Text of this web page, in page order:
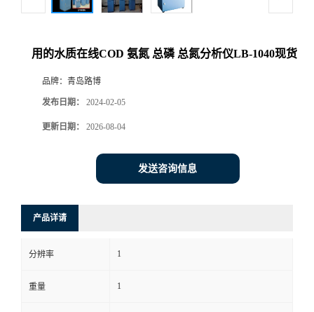
厅
用的水质在线COD 氨氮 总磷 总氮分析仪LB-1040现货
品牌： 青岛路博
发布日期： 2024-02-05
更新日期： 2026-08-04
发送咨询信息
产品详请
分辨率 1
重量 1